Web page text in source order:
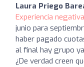
Laura Priego
Experiencia
junio para
haber pagado
al final hay grupo
¿De verdad creen